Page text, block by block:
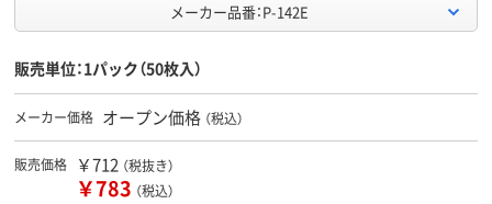
メーカー品番：P-142E
販売単位：1パック（50枚入）
メーカー価格 オープン価格 （税込）
販売価格 ￥712 （税抜き）
￥783 （税込）